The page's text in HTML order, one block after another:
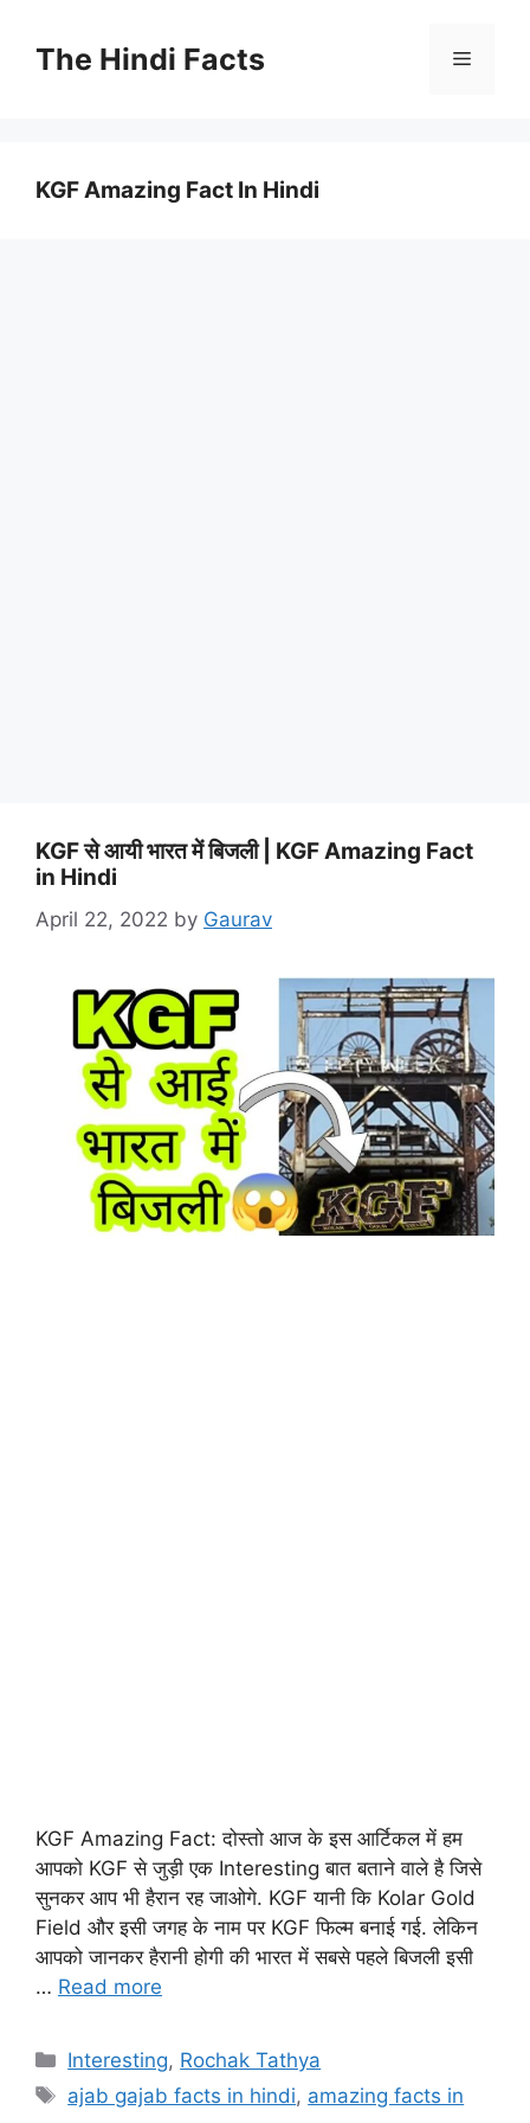
The Hindi Facts
KGF Amazing Fact In Hindi
KGF से आयी भारत में बिजली | KGF Amazing Fact
in Hindi
April 22, 2022 by Gaurav
KGF Amazing Fact: दोस्तो आज के इस आर्टिकल में हम
आपको KGF से जुड़ी एक Interesting बात बताने वाले है जिसे
सुनकर आप भी हैरान रह जाओगे. KGF यानी कि Kolar Gold
Field और इसी जगह के नाम पर KGF फिल्म बनाई गई. लेकिन
आपको जानकर हैरानी होगी की भारत में सबसे पहले बिजली इसी
… Read more
Interesting, Rochak Tathya
ajab gajab facts in hindi, amazing facts in